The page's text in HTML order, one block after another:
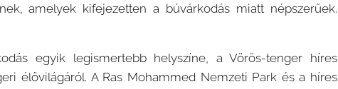
amelyek kifejezetten a búvárkodás miatt népszerűek.
egyik legismertebb helyszíne, a Vörös-tenger híres
élővilágáról. A Ras Mohammed Nemzeti Park és a híres